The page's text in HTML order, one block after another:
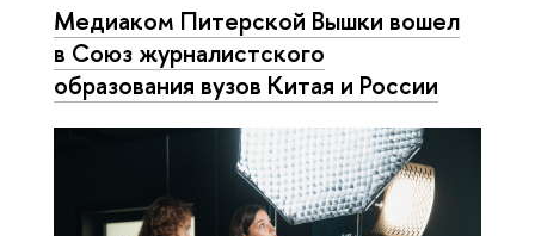
Медиаком Питерской Вышки вошел
в Союз журналистского
образования вузов Китая и России